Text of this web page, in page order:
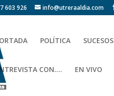
603 926 info@utreraaldia.com
POLÍTICA SUCESOS
CON…. EN VIVO